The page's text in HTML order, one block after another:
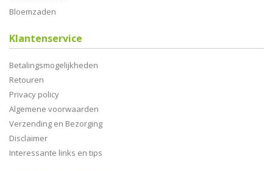
Bloemzaden
Klantenservice
Betalingsmogelijkheden
Retouren
Privacy policy
Algemene voorwaarden
Verzending en Bezorging
Disclaimer
Interessante links en tips